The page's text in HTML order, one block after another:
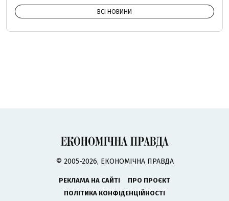
ВСІ НОВИНИ
© 2005-2026, ЕКОНОМІЧНА ПРАВДА
РЕКЛАМА НА САЙТІ
ПРО ПРОЄКТ
ПОЛІТИКА КОНФІДЕНЦІЙНОСТІ